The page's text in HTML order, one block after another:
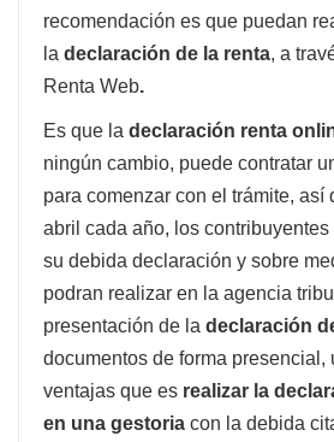
recomendación es que puedan
la declaración de la renta, a
Renta Web.
Es que la declaración renta
ningún cambio, puede contratar
para comenzar con el trámite, así
abril cada año, los
su debida declaración y sobre
podran realizar en la agencia
presentación de la declaración
documentos de forma presencial,
ventajas que es realizar la
en una gestoria con la debida